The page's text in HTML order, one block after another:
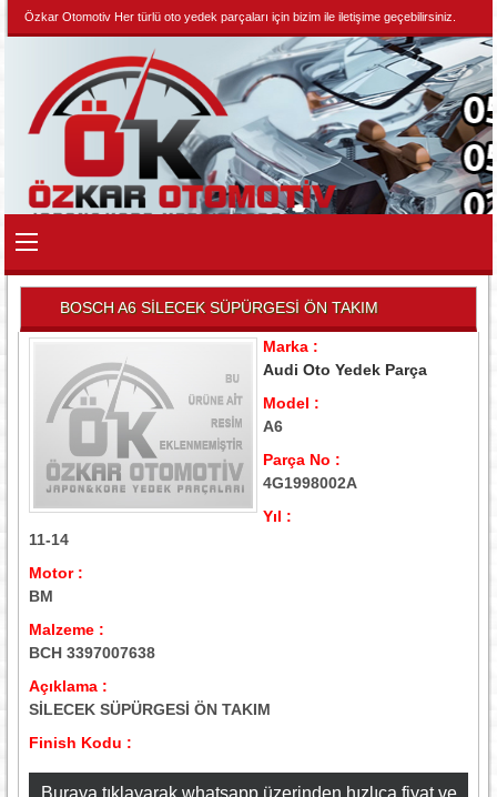
Özkar Otomotiv Her türlü oto yedek parçaları için bizim ile iletişime geçebilirsiniz.
BOSCH A6 SİLECEK SÜPÜRGESİ ÖN TAKIM
Marka :
Audi Oto Yedek Parça
Model :
A6
Parça No :
4G1998002A
Yıl :
11-14
Motor :
BM
Malzeme :
BCH 3397007638
Açıklama :
SİLECEK SÜPÜRGESİ ÖN TAKIM
Finish Kodu :
Buraya tıklayarak whatsapp üzerinden hızlıca fiyat ve